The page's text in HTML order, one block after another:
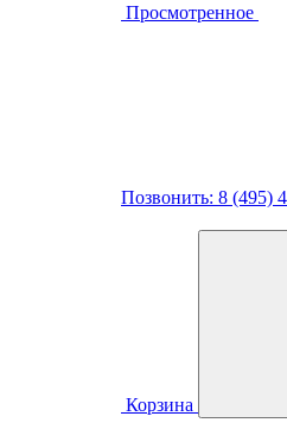
Просмотренное
Позвонить: 8 (495)
Корзина